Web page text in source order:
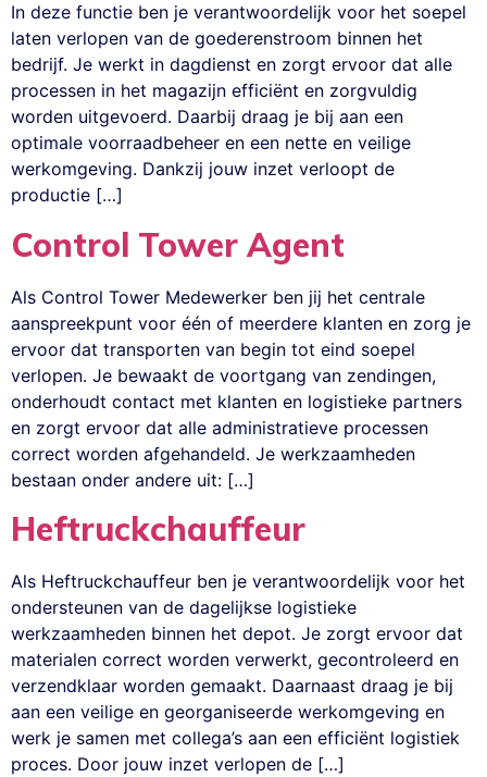
In deze functie ben je verantwoordelijk voor het soepel
laten verlopen van de goederenstroom binnen het
bedrijf. Je werkt in dagdienst en zorgt ervoor dat alle
processen in het magazijn efficiënt en zorgvuldig
worden uitgevoerd. Daarbij draag je bij aan een
optimale voorraadbeheer en een nette en veilige
werkomgeving. Dankzij jouw inzet verloopt de
productie […]
Control Tower Agent
Als Control Tower Medewerker ben jij het centrale
aanspreekpunt voor één of meerdere klanten en zorg je
ervoor dat transporten van begin tot eind soepel
verlopen. Je bewaakt de voortgang van zendingen,
onderhoudt contact met klanten en logistieke partners
en zorgt ervoor dat alle administratieve processen
correct worden afgehandeld. Je werkzaamheden
bestaan onder andere uit: […]
Heftruckchauffeur
Als Heftruckchauffeur ben je verantwoordelijk voor het
ondersteunen van de dagelijkse logistieke
werkzaamheden binnen het depot. Je zorgt ervoor dat
materialen correct worden verwerkt, gecontroleerd en
verzendklaar worden gemaakt. Daarnaast draag je bij
aan een veilige en georganiseerde werkomgeving en
werk je samen met collega’s aan een efficiënt logistiek
proces. Door jouw inzet verlopen de […]